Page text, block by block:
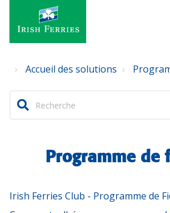
Accueil des solutions
Programme de
Irish Ferries Club - Programme de